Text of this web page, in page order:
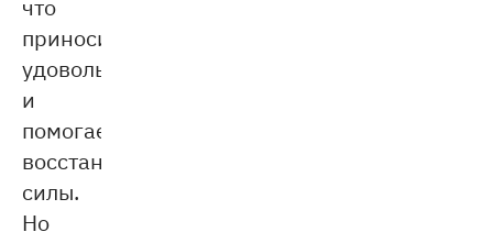
что
приносит
удовольствие
и
помогает
восстановить
силы.
Но